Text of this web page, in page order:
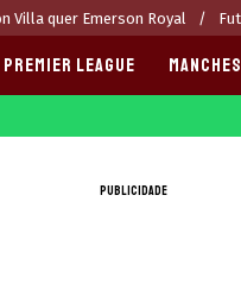
Villa quer Emerson Royal
PREMIER LEAGUE
PUBLICIDADE